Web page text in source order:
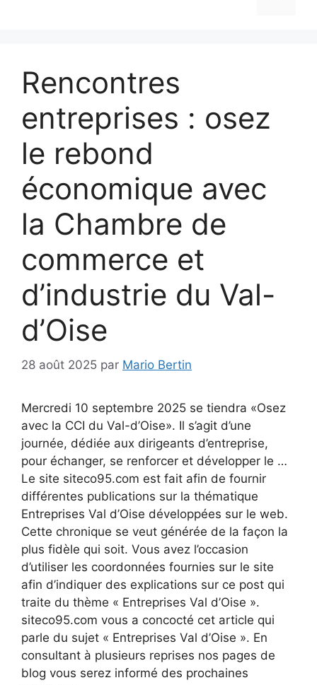
Rencontres
entreprises : osez
le rebond
économique avec
la Chambre de
commerce et
d’industrie du Val-
d’Oise
28 août 2025 par Mario Bertin
Mercredi 10 septembre 2025 se tiendra «Osez
avec la CCI du Val-d’Oise». Il s’agit d’une
journée, dédiée aux dirigeants d’entreprise,
pour échanger, se renforcer et développer le …
Le site siteco95.com est fait afin de fournir
différentes publications sur la thématique
Entreprises Val d’Oise développées sur le web.
Cette chronique se veut générée de la façon la
plus fidèle qui soit. Vous avez l’occasion
d’utiliser les coordonnées fournies sur le site
afin d’indiquer des explications sur ce post qui
traite du thème « Entreprises Val d’Oise ».
siteco95.com vous a concocté cet article qui
parle du sujet « Entreprises Val d’Oise ». En
consultant à plusieurs reprises nos pages de
blog vous serez informé des prochaines